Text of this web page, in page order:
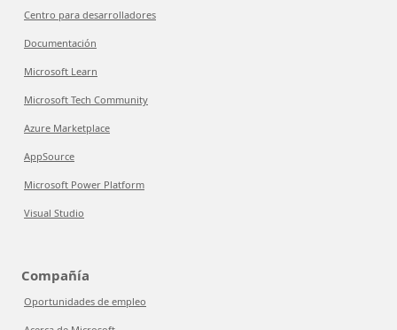
Centro para desarrolladores
Documentación
Microsoft Learn
Microsoft Tech Community
Azure Marketplace
AppSource
Microsoft Power Platform
Visual Studio
Compañía
Oportunidades de empleo